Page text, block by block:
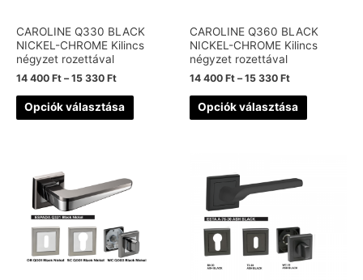
CAROLINE Q330 BLACK
NICKEL-CHROME Kilincs
négyzet rozettával
14 400 Ft –15 330 Ft
Opciók választása
CAROLINE Q360 BLACK
NICKEL-CHROME Kilincs
négyzet rozettával
14 400 Ft –15 330 Ft
Opciók választása